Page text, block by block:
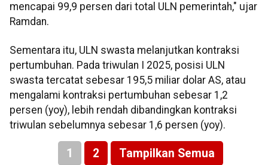
mencapai 99,9 persen dari total ULN pemerintah," ujar
Ramdan.
Sementara itu, ULN swasta melanjutkan kontraksi
pertumbuhan. Pada triwulan I 2025, posisi ULN
swasta tercatat sebesar 195,5 miliar dolar AS, atau
mengalami kontraksi pertumbuhan sebesar 1,2
persen (yoy), lebih rendah dibandingkan kontraksi
triwulan sebelumnya sebesar 1,6 persen (yoy).
1 2 Tampilkan Semua